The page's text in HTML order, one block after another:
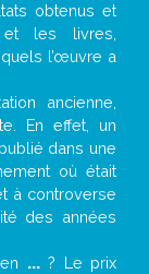
obtenus et
et les livres,
l’œuvre a
ancienne,
En effet, un
publié dans une
où était
à controverse
des années
...? Le prix